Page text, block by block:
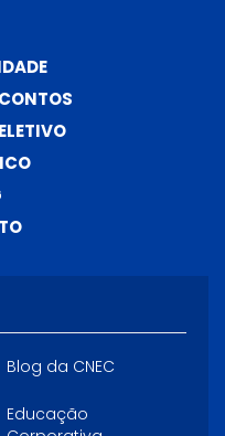
Blog da CNEC
Educação